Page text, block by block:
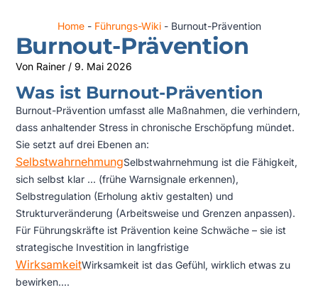
Home- Führungs-Wiki- Burnout-Prävention
Burnout-Prävention
Von Rainer / 9. Mai 2026
Was ist Burnout-Prävention
Burnout-Prävention umfasst alle Maßnahmen, die verhindern,
dass anhaltender Stress in chronische Erschöpfung mündet.
Sie setzt auf drei Ebenen an:
SelbstwahrnehmungSelbstwahrnehmung ist die Fähigkeit,
sich selbst klar ... (frühe Warnsignale erkennen),
Selbstregulation (Erholung aktiv gestalten) und
Strukturveränderung (Arbeitsweise und Grenzen anpassen).
Für Führungskräfte ist Prävention keine Schwäche – sie ist
strategische Investition in langfristige
WirksamkeitWirksamkeit ist das Gefühl, wirklich etwas zu
bewirken....